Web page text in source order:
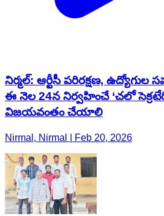
నిర్మల్: ఆర్టీసీ పరిరక్షణ, ఉద్యోగుల
ఈ నెల 24న నిర్వహించే ‘చలో
విజయవంతం చేయాలి
Nirmal, Nirmal | Feb 20, 2026